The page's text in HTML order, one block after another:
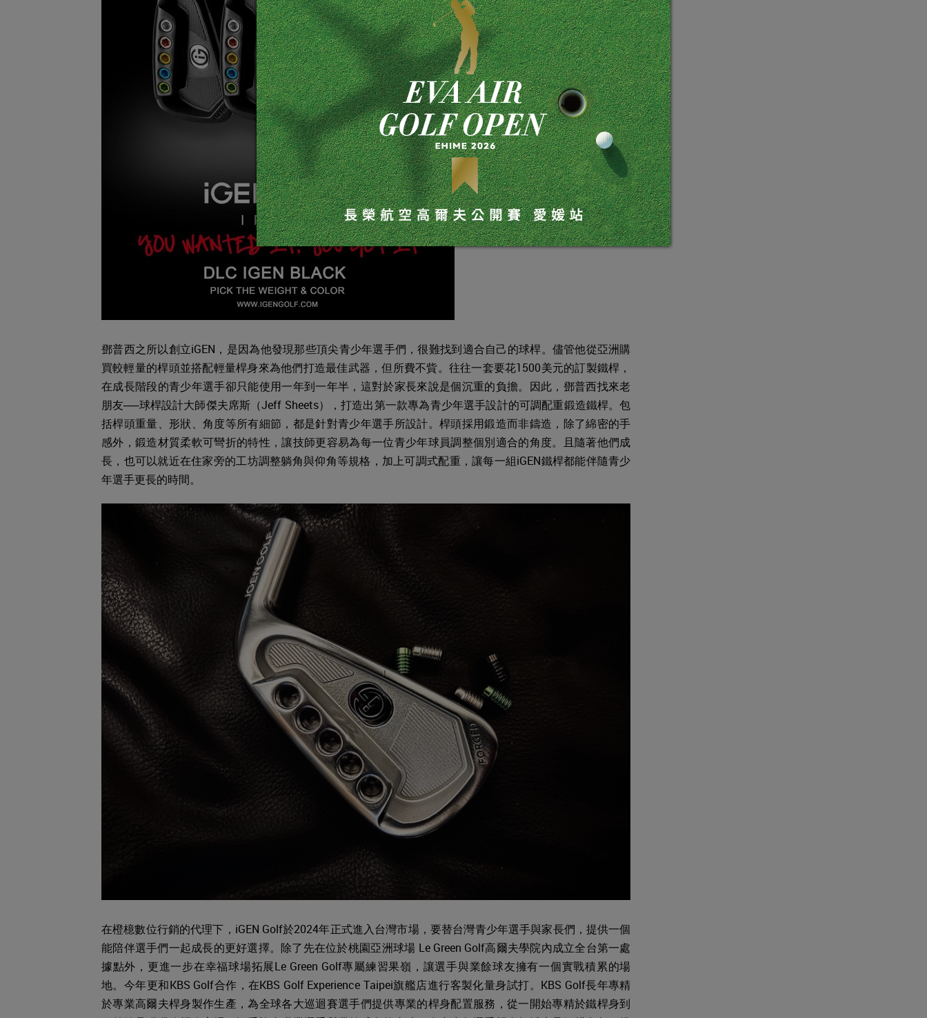
鄧普西之所以創立iGEN，是因為他發現那些頂尖青少年選手們，很難找到適合自己的球桿。儘管他從亞洲購
買較輕量的桿頭並搭配輕量桿身來為他們打造最佳武器，但所費不貲。往往一套要花1500美元的訂製鐵桿，
在成長階段的青少年選手卻只能使用一年到一年半，這對於家長來說是個沉重的負擔。因此，鄧普西找來老
朋友──球桿設計大師傑夫席斯（Jeff Sheets），打造出第一款專為青少年選手設計的可調配重鍛造鐵桿。包
括桿頭重量、形狀、角度等所有細節，都是針對青少年選手所設計。桿頭採用鍛造而非鑄造，除了綿密的手
感外，鍛造材質柔軟可彎折的特性，讓技師更容易為每一位青少年球員調整個別適合的角度。且隨著他們成
長，也可以就近在住家旁的工坊調整躺角與仰角等規格，加上可調式配重，讓每一組iGEN鐵桿都能伴隨青少
年選手更長的時間。
在橙檍數位行銷的代理下，iGEN Golf於2024年正式進入台灣市場，要替台灣青少年選手與家長們，提供一個
能陪伴選手們一起成長的更好選擇。除了先在位於桃園亞洲球場 Le Green Golf高爾夫學院內成立全台第一處
據點外，更進一步在幸福球場拓展Le Green Golf專屬練習果嶺，讓選手與業餘球友擁有一個實戰積累的場
地。今年更和KBS Golf合作，在KBS Golf Experience Taipei旗艦店進行客製化量身試打。KBS Golf長年專精
於專業高爾夫桿身製作生產，為全球各大巡迴賽選手們提供專業的桿身配置服務，從一開始專精於鐵桿身到